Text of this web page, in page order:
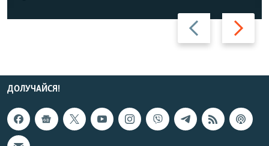
Назад Вперед
ДОЛУЧАЙСЯ!